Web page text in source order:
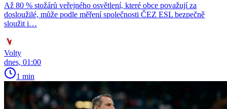
Až 80 % stožárů veřejného osvětlení, které obce považují za
dosloužilé, může podle měření společnosti ČEZ ESL bezpečně
sloužit i…
Volty
dnes, 01:00
1 min